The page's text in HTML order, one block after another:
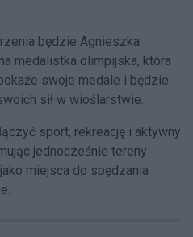
będzie Agnieszka
medalistka olimpijska, która
swoje medale i będzie
sił w wioślarstwie.
sport, rekreację i aktywny
jednocześnie tereny
miejsca do spędzania